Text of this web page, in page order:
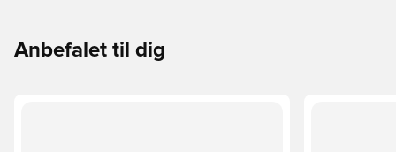
Anbefalet til dig